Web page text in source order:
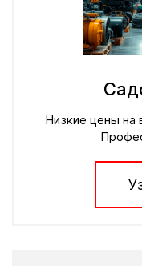
Низкие цены на